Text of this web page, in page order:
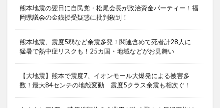
熊本地震の翌日に自民党・松尾会長が政治資金パーティー！福
岡県議会の金銭授受疑惑に批判殺到！
熊本地震、震度5弱など余震多発！関連含めて死者計28人に
猛暑で熱中症リスクも！25カ国・地域などがお見舞い
【大地震】熊本で震度7、イオンモール大爆発による被害多
数！最大84センチの地殻変動 震度5クラス余震も相次ぐ！